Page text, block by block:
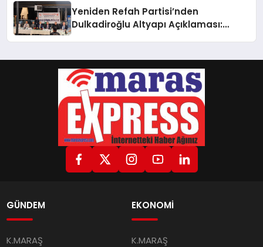
Yeniden Refah Partisi’nden
Dulkadiroğlu Altyapı Açıklaması:
GÜNDEM
K.MARAŞ
EKONOMİ
K.MARAŞ